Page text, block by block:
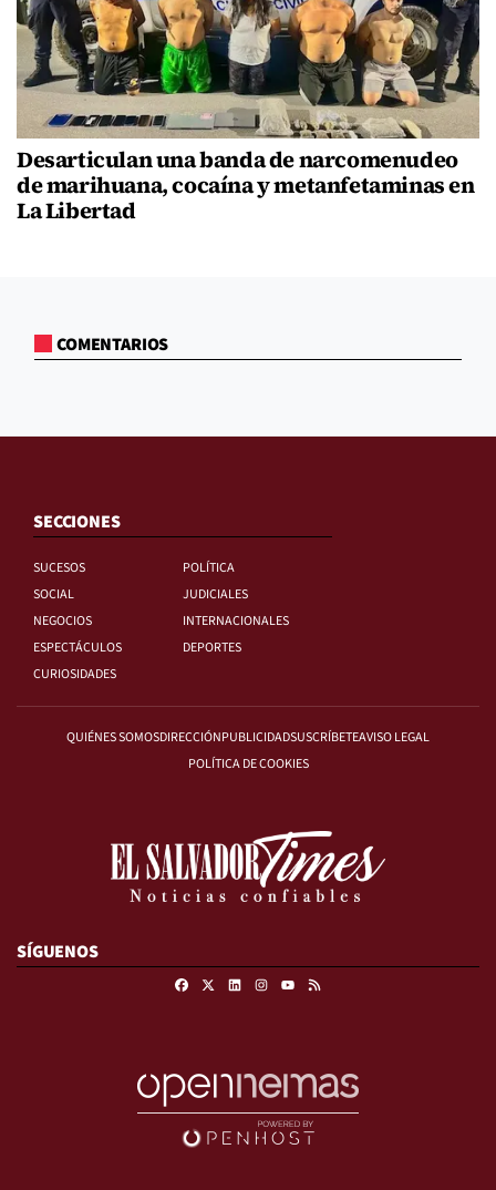
Desarticulan una banda de narcomenudeo
de marihuana, cocaína y metanfetaminas en
La Libertad
COMENTARIOS
SECCIONES
SUCESOS
POLÍTICA
SOCIAL
JUDICIALES
NEGOCIOS
INTERNACIONALES
ESPECTÁCULOS
DEPORTES
CURIOSIDADES
QUIÉNES SOMOSDIRECCIÓNPUBLICIDADSUSCRÍBETEAVISO LEGAL
POLÍTICA DE COOKIES
SÍGUENOS
FacebookLinkedinInstagram